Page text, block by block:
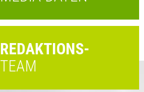
REDAKTIONS-
TEAM